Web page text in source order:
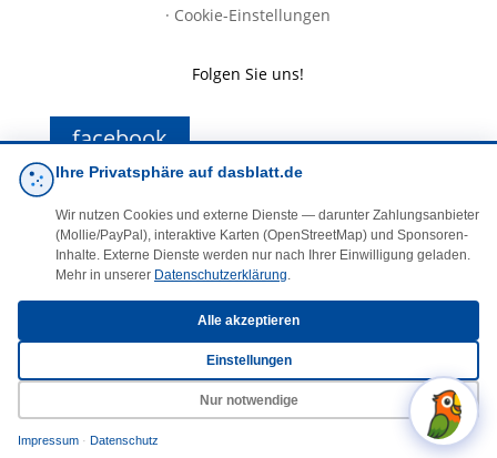
· Cookie-Einstellungen
Folgen Sie uns!
facebook
E-Mail
© 2025 DasBlaueBlatt | InSign – A. + D. Klee GbR
Ihre Privatsphäre auf dasblatt.de
Wir nutzen Cookies und externe Dienste — darunter Zahlungsanbieter
(Mollie/PayPal), interaktive Karten (OpenStreetMap) und Sponsoren-
Inhalte. Externe Dienste werden nur nach Ihrer Einwilligung geladen.
Mehr in unserer Datenschutzerklärung.
Alle akzeptieren
Einstellungen
Nur notwendige
Impressum · Datenschutz